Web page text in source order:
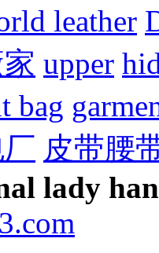
leather
upper
bag
皮带腰
lady